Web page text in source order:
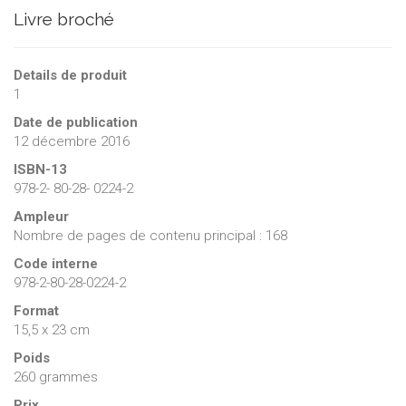
Livre broché
Details de produit
1
Date de publication
12 décembre 2016
ISBN-13
978-2- 80-28- 0224-2
Ampleur
Nombre de pages de contenu principal : 168
Code interne
978-2-80-28-0224-2
Format
15,5 x 23 cm
Poids
260 grammes